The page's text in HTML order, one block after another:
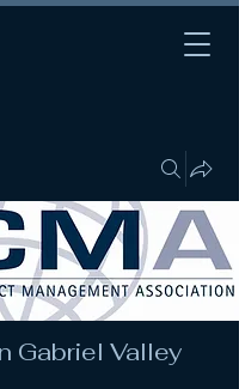
Gabriel Valley